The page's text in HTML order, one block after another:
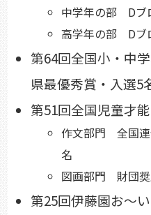
中学年の部 Dブ
高学年の部 Dブ
第64回全国小・中
県最優秀賞・入選5
第51回全国児童才
作文部門 全国連
名
図画部門 財団奨
第25回伊藤園お～